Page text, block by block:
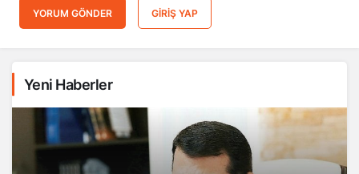
YORUM GÖNDER GIRIŞ YAP
Yeni Haberler